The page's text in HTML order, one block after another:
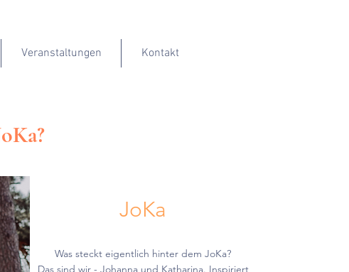
Veranstaltungen Kontakt
JoKa
Was steckt eigentlich hinter dem JoKa?
Das sind wir - Johanna und Katharina. Inspiriert